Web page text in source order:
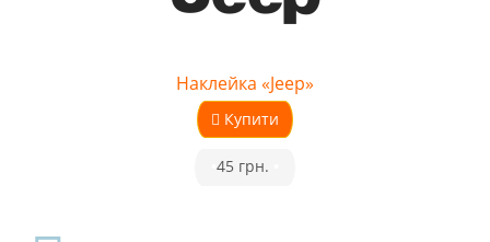
Наклейка «Jeep»
Купити
45 грн.